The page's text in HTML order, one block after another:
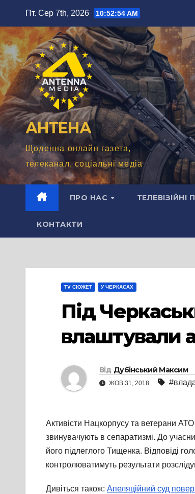
вмісту
Пт. Сер 7th, 2026 10:52:56 AM
АНТЕНА
Щоденна онлайн газета,
телеканал, соціальні медіа
ПРО НАС ТЕЛЕВІЗІЙНІ
КОНТАКТИ
TV СЮЖЕТ У ЧЕРКАСАХ
Під
влаштували
Від Дубінський Максим
ЖОВ 31, 2018
Активісти Нацкорпусу та ветерани
звинувачують в сепаратизмі. До
його підлеглого Тищенка. Відповіді
контролюватимуть результати
Дивіться також: Апеляційний суд